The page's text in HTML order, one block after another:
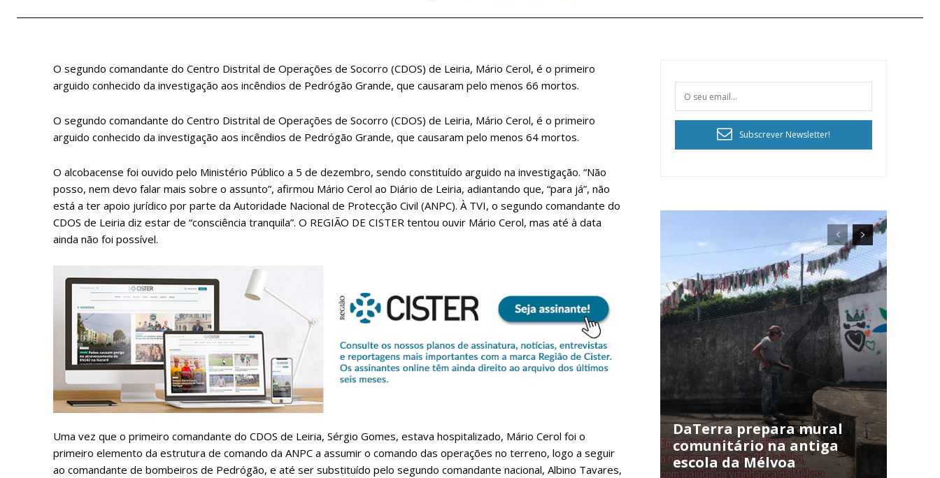
Faça-se assinante do Região de Cister e ajude-nos a manter este serviço público!
Sendo assinante terá acesso a todos os conteúdos exclusivos e versões digitais.
Escolha o plano de assinatura desejado:
ASSINATURA
IMPRESSA
32€
ASSINATURA
DIGITAL ANUAL
16
O segundo comandante do Centro Distrital de Operações de Socorro (CDOS) de Leiria, Mário Cerol, é o primeiro
arguido conhecido da investigação aos incêndios de Pedrógão Grande, que causaram pelo menos 66 mortos.
O segundo comandante do Centro Distrital de Operações de Socorro (CDOS) de Leiria, Mário Cerol, é o primeiro
arguido conhecido da investigação aos incêndios de Pedrógão Grande, que causaram pelo menos 64 mortos.
O alcobacense foi ouvido pelo Ministério Público a 5 de dezembro, sendo constituído arguido na investigação. “Não
posso, nem devo falar mais sobre o assunto”, afirmou Mário Cerol ao Diário de Leiria, adiantando que, “para já”, não
está a ter apoio jurídico por parte da Autoridade Nacional de Protecção Civil (ANPC). À TVI, o segundo comandante do
CDOS de Leiria diz estar de “consciência tranquila”. O REGIÃO DE CISTER tentou ouvir Mário Cerol, mas até à data
ainda não foi possível.
Uma vez que o primeiro comandante do CDOS de Leiria, Sérgio Gomes, estava hospitalizado, Mário Cerol foi o
primeiro elemento da estrutura de comando da ANPC a assumir o comando das operações no terreno, logo a seguir
ao comandante de bombeiros de Pedrógão, e até ser substituído pelo segundo comandante nacional, Albino Tavares,
Subscrever Newsletter!
DaTerra prepara mural
comunitário na antiga
escola da Mélvoa